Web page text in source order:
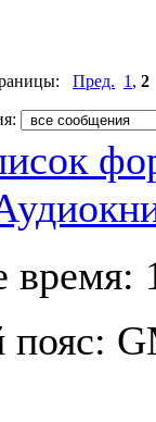
Пред. 1 , 2
время:
пояс: